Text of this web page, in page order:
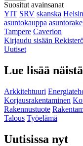
Suositut avainsanat
YIT SRV skanska
asuntokauppa
Tampere Caverion
Kirjaudu sisään
Uutiset
Lue lisää
Arkkitehtuuri
Korjausrakentaminen
Rakennustuote
Talous Työelämä
Uutisissa nyt